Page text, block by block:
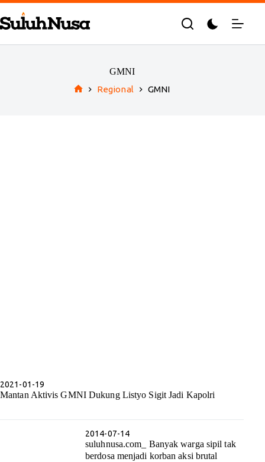
Skip
to
content
GMNI
Regional GMNI
2021-01-19
Mantan Aktivis GMNI Dukung Listyo Sigit Jadi Kapolri
2014-07-14
suluhnusa.com_ Banyak warga sipil tak
berdosa menjadi korban aksi brutal